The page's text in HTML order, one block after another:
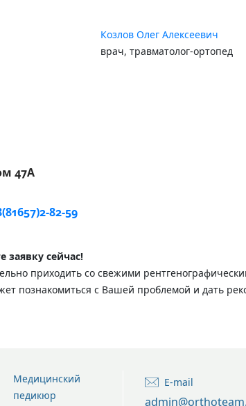
Козлов Олег Алексеевич
врач, травматолог-ортопед
47А
82-59
заявку сейчас!
приходить со свежими
познакомиться с Вашей проблемой и дать
Медицинский
педикюр
E-mail